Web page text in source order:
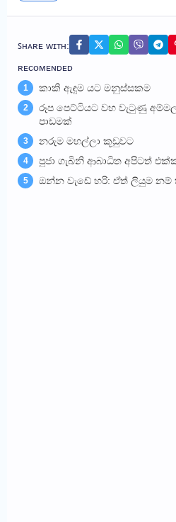
ꜱʜᴀʀᴇ ᴡɪᴛʜ:
ʀᴇᴄᴏᴍᴇɴᴅᴇᴅ
1 කාකි ඇඳුම යට මනුස්සකම
2
රූප පෙට්ටියට වහ වැටුණු
පාඩමක්
3 නරුම මහල්ලා කූඩුවට
4 පුජා ගැබිනි ආබාධිත අපිටත්
5 ඔන්න වැඩේ හරි: ඒත් ලියුම නම්